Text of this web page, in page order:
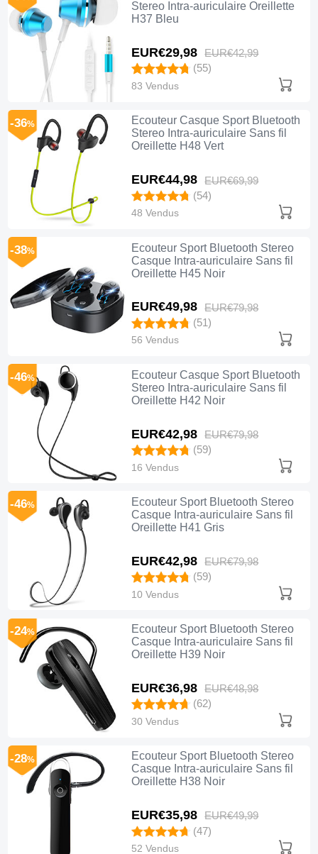
Stereo Intra-auriculaire Oreillette
H37 Bleu
EUR€29,98 EUR€42,99
(55)
83 Vendus
Ecouteur Casque Sport Bluetooth
Stereo Intra-auriculaire Sans fil
Oreillette H48 Vert
EUR€44,98 EUR€69,99
-36%
(54)
48 Vendus
Ecouteur Sport Bluetooth Stereo
Casque Intra-auriculaire Sans fil
Oreillette H45 Noir
EUR€49,98 EUR€79,98
-38%
(51)
56 Vendus
Ecouteur Casque Sport Bluetooth
Stereo Intra-auriculaire Sans fil
Oreillette H42 Noir
EUR€42,98 EUR€79,98
-46%
(59)
16 Vendus
Ecouteur Sport Bluetooth Stereo
Casque Intra-auriculaire Sans fil
Oreillette H41 Gris
EUR€42,98 EUR€79,98
-46%
(59)
10 Vendus
Ecouteur Sport Bluetooth Stereo
Casque Intra-auriculaire Sans fil
Oreillette H39 Noir
EUR€36,98 EUR€48,98
-24%
(62)
30 Vendus
Ecouteur Sport Bluetooth Stereo
Casque Intra-auriculaire Sans fil
Oreillette H38 Noir
EUR€35,98 EUR€49,99
-28%
(47)
52 Vendus